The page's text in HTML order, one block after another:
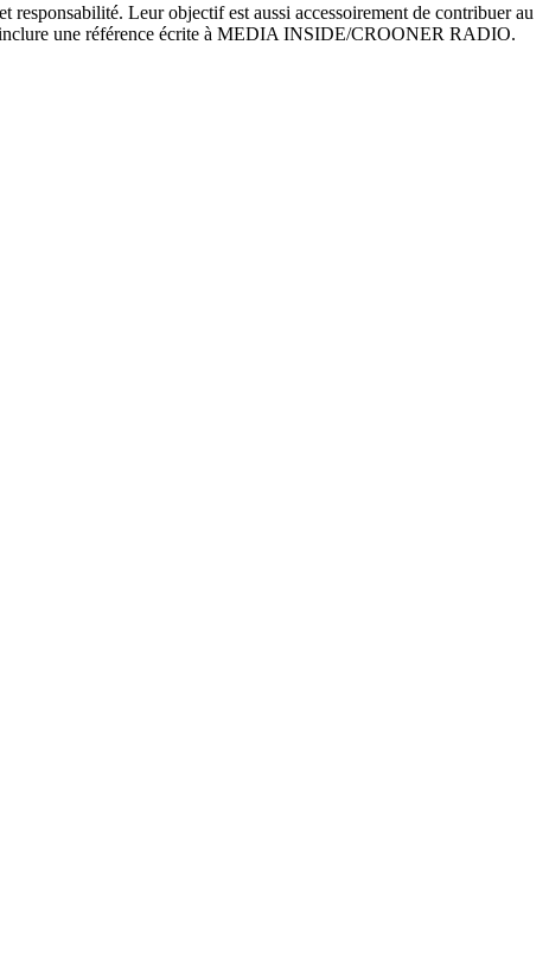
Leur objectif est aussi accessoirement de contribuer au
inclure une référence écrite à MEDIA INSIDE/CROONER RADIO.